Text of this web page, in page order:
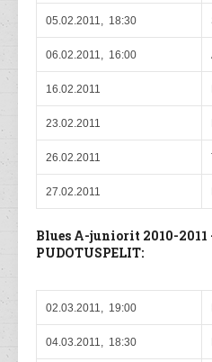
05.02.2011, 18:30
06.02.2011, 16:00
16.02.2011
23.02.2011
26.02.2011
27.02.2011
Blues A-juniorit 2010-2011
PUDOTUSPELIT:
02.03.2011, 19:00
04.03.2011, 18:30